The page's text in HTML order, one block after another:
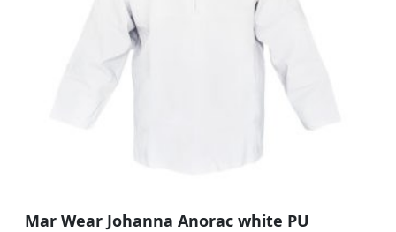
Mar Wear Johanna Anorac white PU